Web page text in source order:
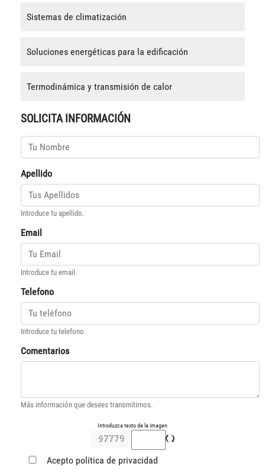
Sistemas de climatización
Soluciones energéticas para la edificación
Termodinámica y transmisión de calor
SOLICITA INFORMACIÓN
Apellido
Introduce tu apellido.
Email
Introduce tu email.
Telefono
Introduce tu telefono.
Comentarios
Más información que desees transmitirnos.
Introduzca texto de la imagen
Acepto política de privacidad